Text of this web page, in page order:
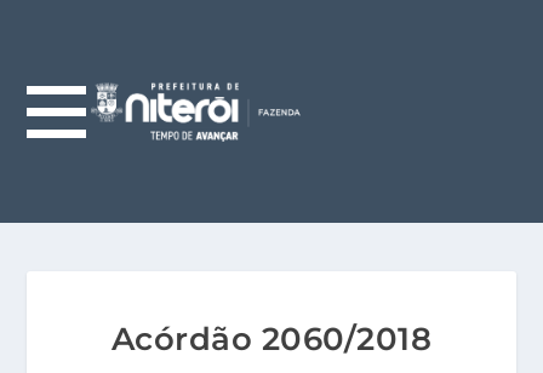
Acórdão 2060/2018